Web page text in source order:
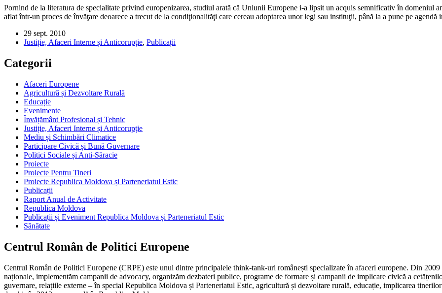
Pornind de la literatura de specialitate privind europenizarea, studiul arată că Uniunii Europene i-a lipsit un acquis semnificativ în domeniul
aflat într-un proces de învăţare deoarece a trecut de la condiţionalităţi care cereau adoptarea unor legi sau instituţii, până la a pune pe agendă
29 sept. 2010
Justiție, Afaceri Interne și Anticorupție, Publicații
Categorii
Afaceri Europene
Agricultură și Dezvoltare Rurală
Educație
Evenimente
Învățământ Profesional și Tehnic
Justiție, Afaceri Interne și Anticorupție
Mediu și Schimbări Climatice
Participare Civică și Bună Guvernare
Politici Sociale și Anti-Săracie
Proiecte
Proiecte Pentru Tineri
Proiecte Republica Moldova și Parteneriatul Estic
Publicații
Raport Anual de Activitate
Republica Moldova
Publicații și Eveniment Republica Moldova și Parteneriatul Estic
Sănătate
Centrul Român de Politici Europene
Centrul Român de Politici Europene (CRPE) este unul dintre principalele think-tank-uri românești specializate în afaceri europene. Din
naționale, implementăm campanii de advocacy, organizăm dezbateri publice, programe de formare și campanii de implicare civică a
guvernare, relațiile externe – în special Republica Moldova și Parteneriatul Estic, agricultură și dezvoltare rurală, educație, implicarea